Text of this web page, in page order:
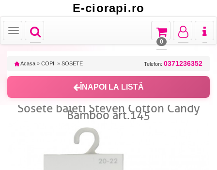
E-ciorapi.ro
Toggle
navigation
Toggle
Toggle
navigation
Toggle
navigation
Toggle
navigation
0
Acasa » COPII » SOSETE Telefon: 0371236352
ÎNAPOI LA LISTĂ
Sosete baieti Steven Cotton Candy
Bamboo art.145